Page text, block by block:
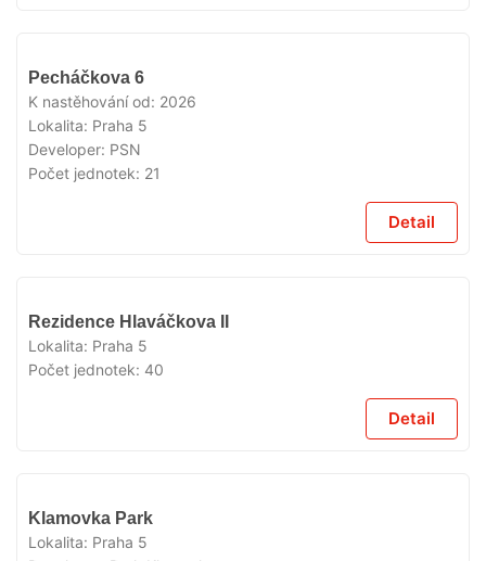
Pecháčkova 6
K nastěhování od: 2026
Lokalita: Praha 5
Developer: PSN
Počet jednotek: 21
Detail
Rezidence Hlaváčkova II
Lokalita: Praha 5
Počet jednotek: 40
Detail
Klamovka Park
Lokalita: Praha 5